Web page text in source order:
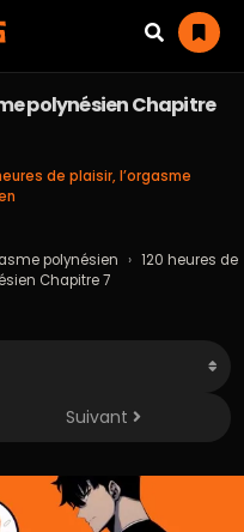
polynésien Chapitre
de plaisir, l’orgasme
polynésien › 120 heures de
Chapitre 7
Suivant